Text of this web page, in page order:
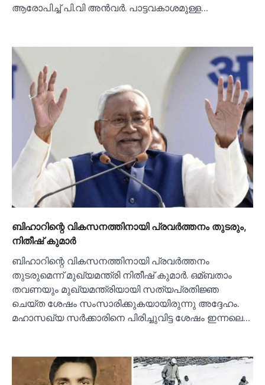
ആരോപിച്ച്‌ പി.വി അൻവർ. പാട്ടവകാശമുള്ള…
ബിഹാറിന്റെ വികസനത്തിനായി പ്രവര്‍ത്തനം തുടരും,
നിതീഷ് കുമാര്‍
ബിഹാറിന്റെ വികസനത്തിനായി പ്രവര്‍ത്തനം
തുടരുമെന്ന് മുഖ്യമന്ത്രി നിതീഷ് കുമാര്‍. ഒമ്ബതാം
തവണയും മുഖ്യമന്ത്രിയായി സത്യപ്രതിജ്ഞ
ചെയ്ത ശേഷം സംസാരിക്കുകയായിരുന്നു അദ്ദേഹം.
മഹാസഖ്യ സര്‍ക്കാരിനെ പിരിച്ചുവിട്ട ശേഷം ഇന്നലെ…